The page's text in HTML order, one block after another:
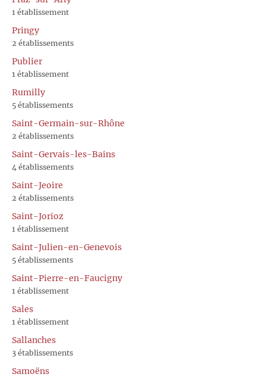
1 établissement
Pringy
2 établissements
Publier
1 établissement
Rumilly
5 établissements
Saint-Germain-sur-Rhône
2 établissements
Saint-Gervais-les-Bains
4 établissements
Saint-Jeoire
2 établissements
Saint-Jorioz
1 établissement
Saint-Julien-en-Genevois
5 établissements
Saint-Pierre-en-Faucigny
1 établissement
Sales
1 établissement
Sallanches
3 établissements
Samoëns